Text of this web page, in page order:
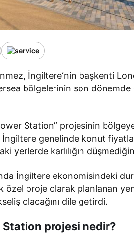
İngiltere‘nin başkenti
bölgelerinin son
Station” projesinin
genelinde konut
yerlerde karlılığın
İngiltere ekonomisindeki
proje olarak planlanan
olacağını dile getirdi.
projesi nedir?